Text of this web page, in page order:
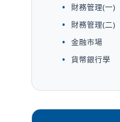
財務管理(一)
財務管理(二)
金融市場
貨幣銀行學